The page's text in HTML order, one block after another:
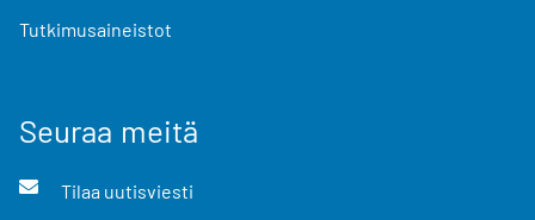
Tutkimusaineistot
Seuraa meitä
Tilaa uutisviesti